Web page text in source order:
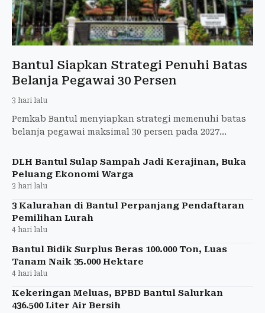
Bantul Siapkan Strategi Penuhi Batas
Belanja Pegawai 30 Persen
3 hari lalu
Pemkab Bantul menyiapkan strategi memenuhi batas
belanja pegawai maksimal 30 persen pada 2027
growth ASN, dan mem
DLH Bantul Sulap Sampah Jadi Kerajinan, Buka
Peluang Ekonomi Warga
3 hari lalu
3 Kalurahan di Bantul Perpanjang Pendaftaran
Pemilihan Lurah
4 hari lalu
Bantul Bidik Surplus Beras 100.000 Ton, Luas
Tanam Naik 35.000 Hektare
4 hari lalu
Kekeringan Meluas, BPBD Bantul Salurkan
436.500 Liter Air Bersih